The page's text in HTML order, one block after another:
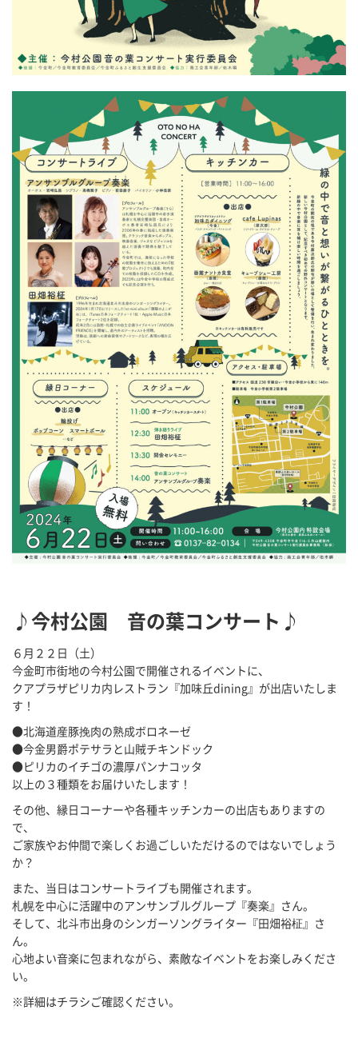
♪今村公園 音の葉コンサート♪
６月２２日（土）
今金町市街地の今村公園で開催されるイベントに、
クアプラザピリカ内レストラン『加味丘dining』が出店いたしま
す！
●北海道産豚挽肉の熟成ボロネーゼ
●今金男爵ポテサラと山賊チキンドック
●ピリカのイチゴの濃厚パンナコッタ
以上の３種類をお届けいたします！
その他、縁日コーナーや各種キッチンカーの出店もありますの
で、
ご家族やお仲間で楽しくお過ごしいただけるのではないでしょう
か？
また、当日はコンサートライブも開催されます。
札幌を中心に活躍中のアンサンブルグループ『奏楽』さん。
そして、北斗市出身のシンガーソングライター『田畑裕柾』さ
ん。
心地よい音楽に包まれながら、素敵なイベントをお楽しみくださ
い。
※詳細はチラシご確認ください。